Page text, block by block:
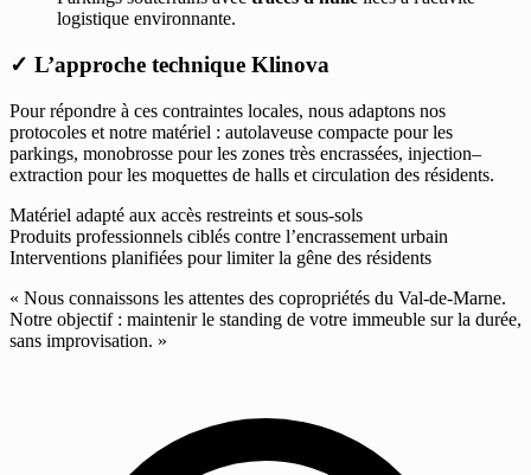
logistique environnante.
✓ L’approche technique Klinova
Pour répondre à ces contraintes locales, nous adaptons nos
protocoles et notre matériel : autolaveuse compacte pour les
parkings, monobrosse pour les zones très encrassées, injection–
extraction pour les moquettes de halls et circulation des résidents.
Matériel adapté aux accès restreints et sous-sols
Produits professionnels ciblés contre l’encrassement urbain
Interventions planifiées pour limiter la gêne des résidents
« Nous connaissons les attentes des copropriétés du Val-de-Marne.
Notre objectif : maintenir le standing de votre immeuble sur la durée,
sans improvisation. »